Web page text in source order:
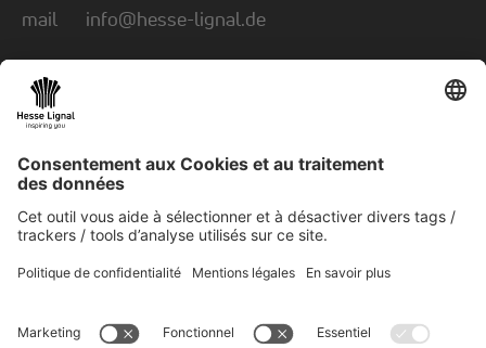
mail
info@hesse-lignal.de
Newsletter
Informations mensuelles sur les produits
innovants
Choisissez votre domaine : artisanat ou
industrie